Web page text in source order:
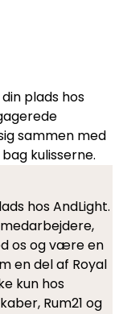
plads hos
sammen med
kulisserne.
hos AndLight.
os og være en
en del af Royal
kun hos
Rum21 og